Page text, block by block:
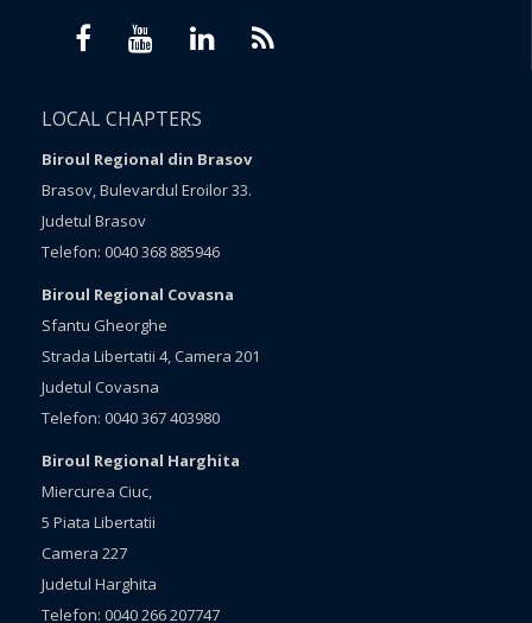
LOCAL CHAPTERS
Biroul Regional din Brasov
Brasov, Bulevardul Eroilor 33.
Judetul Brasov
Telefon: 0040 368 885946
Biroul Regional Covasna
Sfantu Gheorghe
Strada Libertatii 4, Camera 201
Judetul Covasna
Telefon: 0040 367 403980
Biroul Regional Harghita
Miercurea Ciuc,
5 Piata Libertatii
Camera 227
Judetul Harghita
Telefon: 0040 266 207747